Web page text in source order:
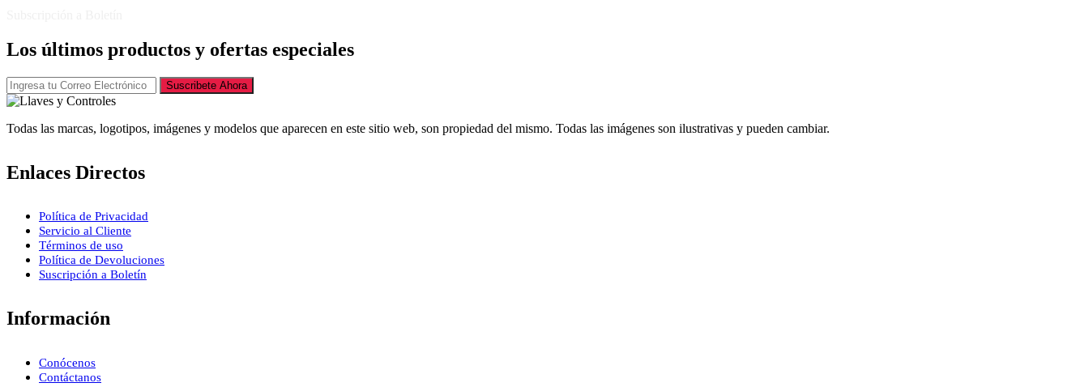
Los últimos productos y ofertas especiales
Suscribete Ahora
Todas las marcas, logotipos, imágenes y modelos que aparecen en este sitio web, son propiedad del mismo. Todas las imágenes son ilustrativas y pueden cambiar.
Enlaces Directos
Política de Privacidad
Servicio al Cliente
Términos de uso
Política de Devoluciones
Suscripción a Boletín
Información
Conócenos
Contáctanos